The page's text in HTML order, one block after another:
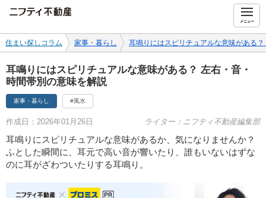
メニュー
住まい探しコラム 家事・暮らし 耳鳴りにはスピリチュアルな意味がある
耳鳴りにはスピリチュアルな意味がある？ 左右・音・
時間帯別の意味を解説
家事・暮らし #風水
作成日：2026年01月26日 ライター：ニフティ不動産編集部
耳鳴りにスピリチュアルな意味があるか、気になりませんか？
ふとした瞬間に、耳元で高い音が響いたり、誰もいないはずな
のに耳がざわついたりする耳鳴り。